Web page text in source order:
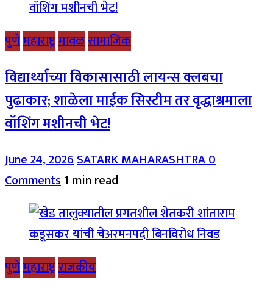
पुणेमहाराष्ट्रमावळसामाजिक
विद्यार्थ्यांच्या विकासासाठी लायन्स क्लबचा
पुढाकार; शाळेला माईक सिस्टीम तर वृद्धाश्रमाला
वॉशिंग मशीनची भेट!
June 24, 2026SATARK MAHARASHTRA0
Comments1 min read
पुणेमहाराष्ट्रराजकीय